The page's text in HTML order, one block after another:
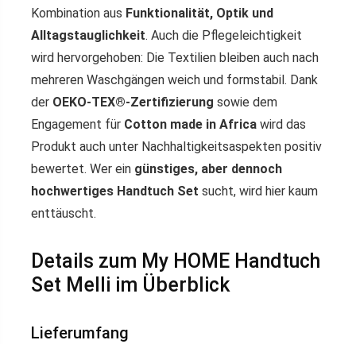
Kombination aus Funktionalität, Optik und
Alltagstauglichkeit. Auch die Pflegeleichtigkeit
wird hervorgehoben: Die Textilien bleiben auch nach
mehreren Waschgängen weich und formstabil. Dank
der OEKO-TEX®-Zertifizierung sowie dem
Engagement für Cotton made in Africa wird das
Produkt auch unter Nachhaltigkeitsaspekten positiv
bewertet. Wer ein günstiges, aber dennoch
hochwertiges Handtuch Set sucht, wird hier kaum
enttäuscht.
Details zum My HOME Handtuch
Set Melli im Überblick
Lieferumfang